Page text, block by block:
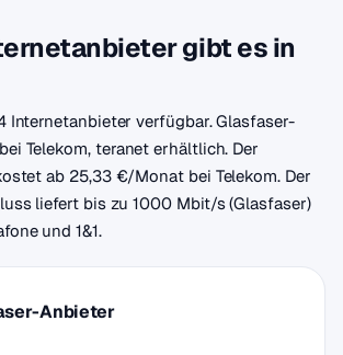
gibt es in
Internetanbieter verfügbar. Glasfaser-
Telekom, teranet erhältlich. Der
ab 25,33 €/Monat bei Telekom. Der
liefert bis zu 1000 Mbit/s (Glasfaser)
und 1&1.
Anbieter